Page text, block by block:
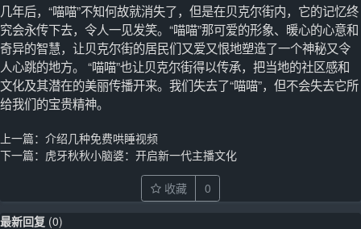
几年后，“喵喵”不知何故就消失了，但是在贝克尔街内，它的记忆终
究会永传下去，令人一见发笑。“喵喵”那可爱的形象、暖心的心意和
奇异的智慧，让贝克尔街的居民们又爱又恨地塑造了一个神秘又令
人心跳的地方。 “喵喵”也让贝克尔街得以传承，把当地的社区感和
文化及其潜在的美丽传播开来。我们失去了“喵喵”，但不会失去它所
给我们的宝贵精神。
上一篇： 介绍几种免费哄睡视频
下一篇： 虎牙秋秋小脑婆：开启新一代主播文化
收藏 0
最新回复 (0)